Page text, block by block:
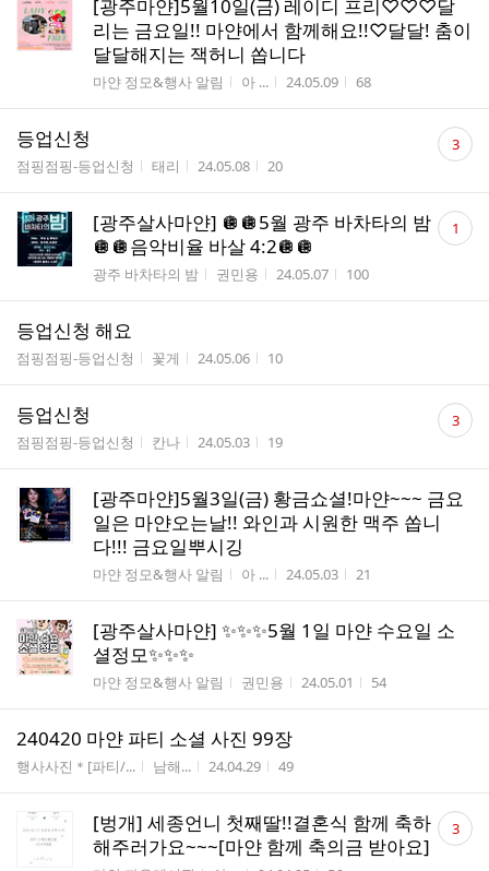
[광주마얀]5월10일(금) 레이디 프리♡♡♡달
리는 금요일!! 마얀에서 함께해요!!♡달달! 춤이
달달해지는 잭허니 쏩니다
게시판명
마얀 정모&행사 알림 작성자
아 ... 작성시간
24.05.09 조회수
68
등업신청
게시판명
점핑점핑-등업신청 작성자
태리 작성시간
24.05.08 조회수
20
댓
글 3
[광주살사마얀] 🪩🪩5월 광주 바차타의 밤
🪩🪩음악비율 바살 4:2🪩🪩
게시판명
광주 바차타의 밤 작성자
권민용 작성시간
24.05.07 조회수
100
댓
글 1
등업신청 해요
게시판명
점핑점핑-등업신청 작성자
꽃게 작성시간
24.05.06 조회수
10
등업신청
게시판명
점핑점핑-등업신청 작성자
칸나 작성시간
24.05.03 조회수
19
댓
글 3
[광주마얀]5월3일(금) 황금쇼셜!마얀~~~ 금요
일은 마얀오는날!! 와인과 시원한 맥주 쏩니
다!!! 금요일뿌시깅
게시판명
마얀 정모&행사 알림 작성자
아 ... 작성시간
24.05.03 조회수
21
[광주살사마얀] ✨✨✨5월 1일 마얀 수요일 소
셜정모✨✨✨
게시판명
마얀 정모&행사 알림 작성자
권민용 작성시간
24.05.01 조회수
54
240420 마얀 파티 소셜 사진 99장
게시판명
행사사진＊[파티/... 작성자
남해... 작성시간
24.04.29 조회수
49
[벙개] 세종언니 첫째딸!!결혼식 함께 축하
해주러가요~~~[마얀 함께 축의금 받아요]
댓
글 3